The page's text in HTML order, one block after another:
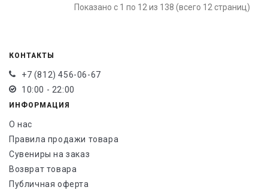
Показано с 1 по 12 из 138 (всего 12 страниц)
КОНТАКТЫ
+7 (812) 456-06-67
10:00 - 22:00
ИНФОРМАЦИЯ
О нас
Правила продажи товара
Сувениры на заказ
Возврат товара
Публичная оферта